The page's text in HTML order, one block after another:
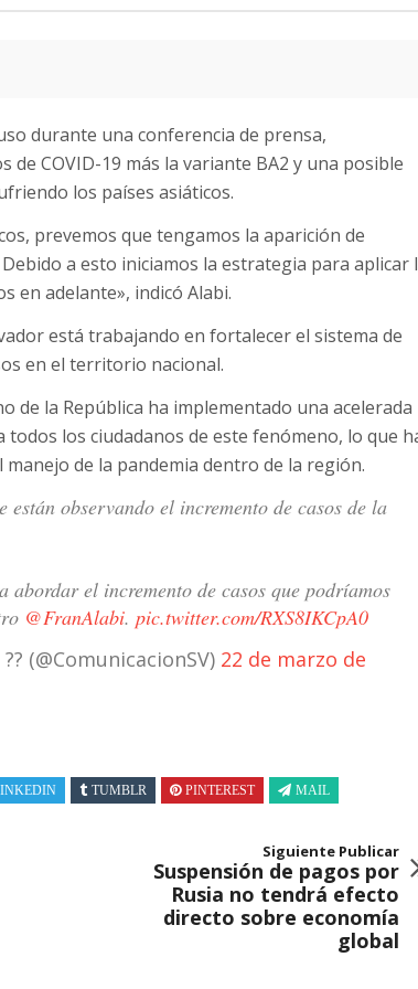
durante una conferencia de prensa,
COVID-19 más la variante BA2 y una posible
los países asiáticos.
prevemos que tengamos la aparición de
a esto iniciamos la estrategia para aplicar
en adelante», indicó Alabi.
está trabajando en fortalecer el sistema de
en el territorio nacional.
de la República ha implementado una acelerada
los ciudadanos de este fenómeno, lo que
de la pandemia dentro de la región.
están observando el incremento de casos de la
abordar el incremento de casos que podríamos
@FranAlabi. pic.twitter.com/RXS8IKCpA0
(@ComunicacionSV) 22 de marzo de
TUMBLR PINTEREST MAIL
Siguiente Publicar
Suspensión de pagos por
Rusia no tendrá efecto
directo sobre economía
global